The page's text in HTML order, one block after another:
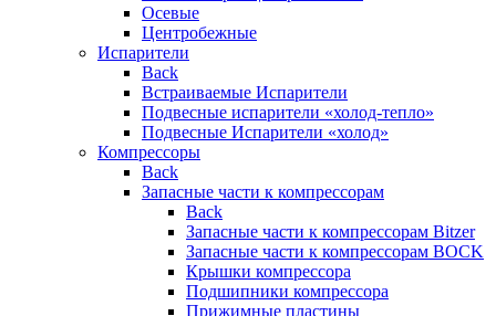
Осевые
Центробежные
Испарители
Back
Встраиваемые Испарители
Подвесные испарители «холод-тепло»
Подвесные Испарители «холод»
Компрессоры
Back
Запасные части к компрессорам
Back
Запасные части к компрессорам Bitzer
Запасные части к компрессорам BOCK
Крышки компрессора
Подшипники компрессора
Прижимные пластины